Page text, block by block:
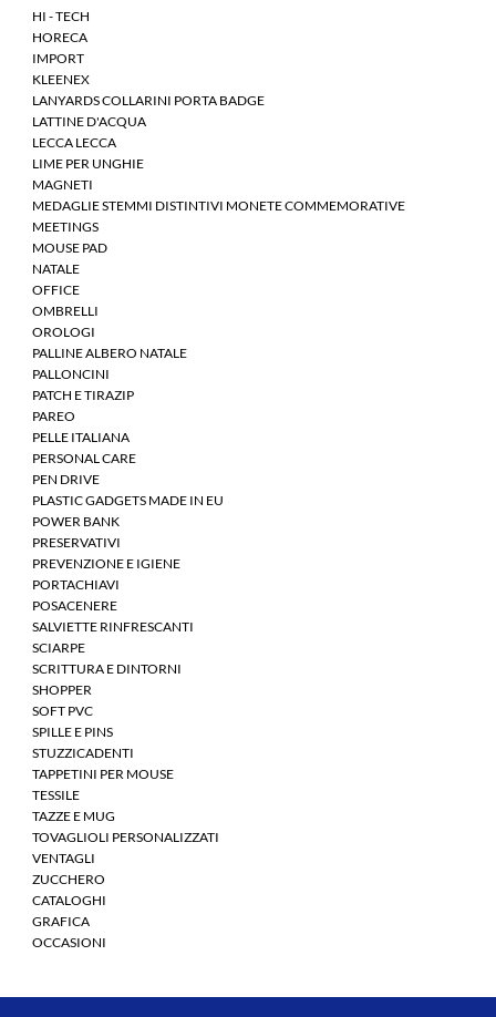
HI - TECH
HORECA
IMPORT
KLEENEX
LANYARDS COLLARINI PORTA BADGE
LATTINE D'ACQUA
LECCA LECCA
LIME PER UNGHIE
MAGNETI
MEDAGLIE STEMMI DISTINTIVI MONETE COMMEMORATIVE
MEETINGS
MOUSE PAD
NATALE
OFFICE
OMBRELLI
OROLOGI
PALLINE ALBERO NATALE
PALLONCINI
PATCH E TIRAZIP
PAREO
PELLE ITALIANA
PERSONAL CARE
PEN DRIVE
PLASTIC GADGETS MADE IN EU
POWER BANK
PRESERVATIVI
PREVENZIONE E IGIENE
PORTACHIAVI
POSACENERE
SALVIETTE RINFRESCANTI
SCIARPE
SCRITTURA E DINTORNI
SHOPPER
SOFT PVC
SPILLE E PINS
STUZZICADENTI
TAPPETINI PER MOUSE
TESSILE
TAZZE E MUG
TOVAGLIOLI PERSONALIZZATI
VENTAGLI
ZUCCHERO
CATALOGHI
GRAFICA
OCCASIONI